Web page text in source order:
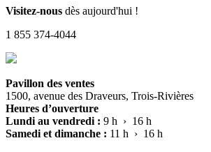
Visitez-nous dès aujourd'hui !
1 855 374-4044
Pavillon des ventes
1500, avenue des Draveurs, Trois-Rivières
Heures d’ouverture
Lundi au vendredi : 9 h › 16 h
Samedi et dimanche : 11 h › 16 h